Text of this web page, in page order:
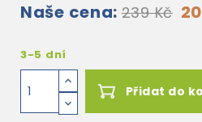
Naše cena: 239 Kč
3-5 dní
Přidat do